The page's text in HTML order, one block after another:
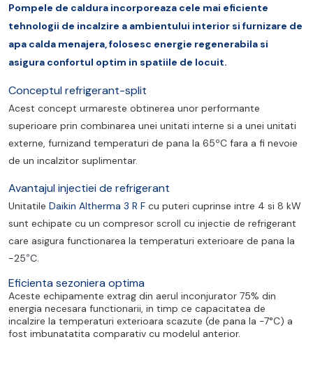
Pompele de caldura incorporeaza cele mai eficiente
tehnologii de incalzire a ambientului interior si furnizare de
apa calda menajera, folosesc energie regenerabila si
asigura confortul optim in spatiile de locuit.
Conceptul refrigerant-split
Acest concept urmareste obtinerea unor performante
superioare prin combinarea unei unitati interne si a unei unitati
externe, furnizand temperaturi de pana la 65ºC fara a fi nevoie
de un incalzitor suplimentar.
Avantajul injectiei de refrigerant
Unitatile Daikin Altherma 3 R F cu puteri cuprinse intre 4 si 8 kW
sunt echipate cu un compresor scroll cu injectie de refrigerant
care asigura functionarea la temperaturi exterioare de pana la
-25°C.
Eficienta sezoniera optima
Aceste echipamente extrag din aerul inconjurator 75% din
energia necesara functionarii, in timp ce capacitatea de
incalzire la temperaturi exterioara scazute (de pana la -7°C) a
fost imbunatatita comparativ cu modelul anterior.